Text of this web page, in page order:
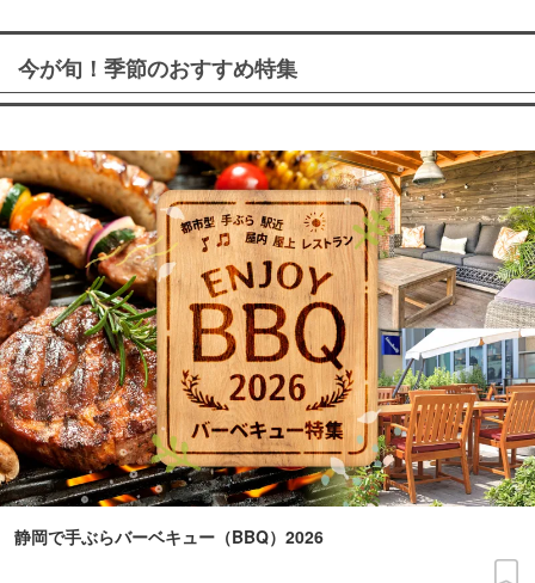
今が旬！季節のおすすめ特集
静岡で手ぶらバーベキュー（BBQ）2026